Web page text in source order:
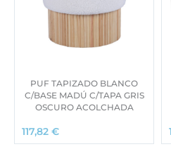
PUF TAPIZADO BLANCO
C/BASE MADÚ C/TAPA GRIS
OSCURO ACOLCHADA
117,82 €